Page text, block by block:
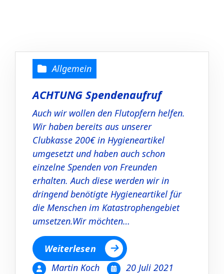
Allgemein
ACHTUNG Spendenaufruf
Auch wir wollen den Flutopfern helfen.
Wir haben bereits aus unserer
Clubkasse 200€ in Hygieneartikel
umgesetzt und haben auch schon
einzelne Spenden von Freunden
erhalten. Auch diese werden wir in
dringend benötigte Hygieneartikel für
die Menschen im Katastrophengebiet
umsetzen.Wir möchten…
Weiterlesen
Martin Koch
20 Juli 2021